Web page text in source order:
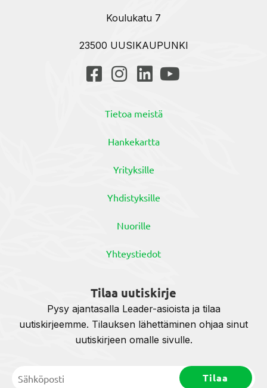
Koulukatu 7
23500 UUSIKAUPUNKI
Tietoa meistä
Hankekartta
Yrityksille
Yhdistyksille
Nuorille
Yhteystiedot
Tilaa uutiskirje
Pysy ajantasalla Leader-asioista ja tilaa
uutiskirjeemme. Tilauksen lähettäminen ohjaa sinut
uutiskirjeen omalle sivulle.